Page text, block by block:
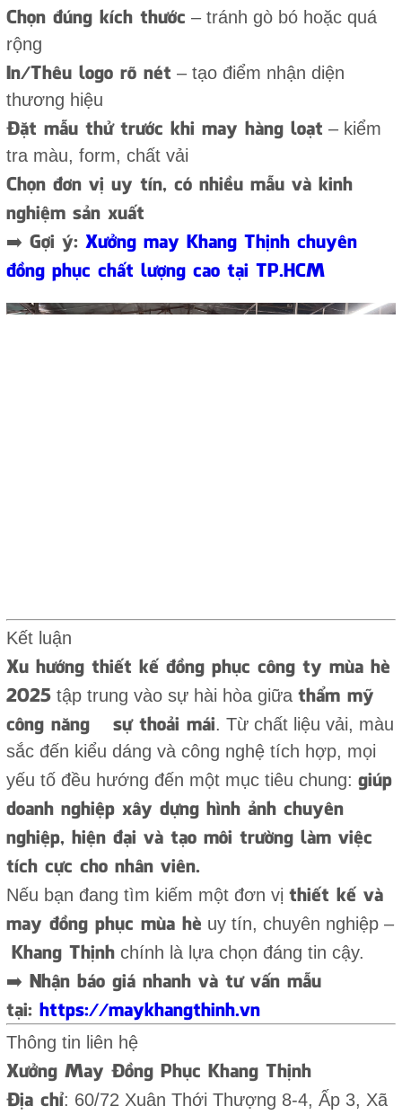
Chọn đúng kích thước – tránh gò bó hoặc quá
rộng
In/Thêu logo rõ nét – tạo điểm nhận diện
thương hiệu
Đặt mẫu thử trước khi may hàng loạt – kiểm
tra màu, form, chất vải
Chọn đơn vị uy tín, có nhiều mẫu và kinh
nghiệm sản xuất
➡️ Gợi ý: Xưởng may Khang Thịnh chuyên
đồng phục chất lượng cao tại TP.HCM
Kết luận
Xu hướng thiết kế đồng phục công ty mùa hè
2025tập trung vào sự hài hòa giữa thẩm mỹ –
công năng – sự thoải mái. Từ chất liệu vải, màu
sắc đến kiểu dáng và công nghệ tích hợp, mọi
yếu tố đều hướng đến một mục tiêu chung: giúp
doanh nghiệp xây dựng hình ảnh chuyên
nghiệp, hiện đại và tạo môi trường làm việc
tích cực cho nhân viên.
Nếu bạn đang tìm kiếm một đơn vị thiết kế và
may đồng phục mùa hè uy tín, chuyên nghiệp –
Khang Thịnhchính là lựa chọn đáng tin cậy.
➡️ Nhận báo giá nhanh và tư vấn mẫu
tại: https://maykhangthinh.vn
Thông tin liên hệ
Xưởng May Đồng Phục Khang Thịnh
Địa chỉ: 60/72 Xuân Thới Thượng 8-4, Ấp 3, Xã